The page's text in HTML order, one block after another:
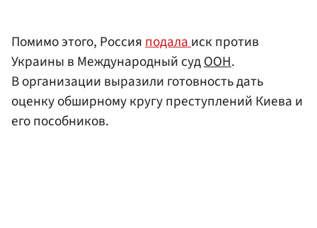
Помимо этого, Россияподалаиск против
Украины в Международный судООН.
В организации выразили готовность дать
оценку обширному кругу преступлений Киева и
его пособников.